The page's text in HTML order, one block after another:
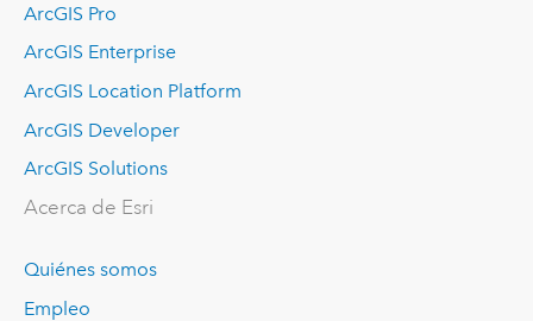
ArcGIS Pro
ArcGIS Enterprise
ArcGIS Location Platform
ArcGIS Developer
ArcGIS Solutions
Acerca de Esri
Quiénes somos
Empleo